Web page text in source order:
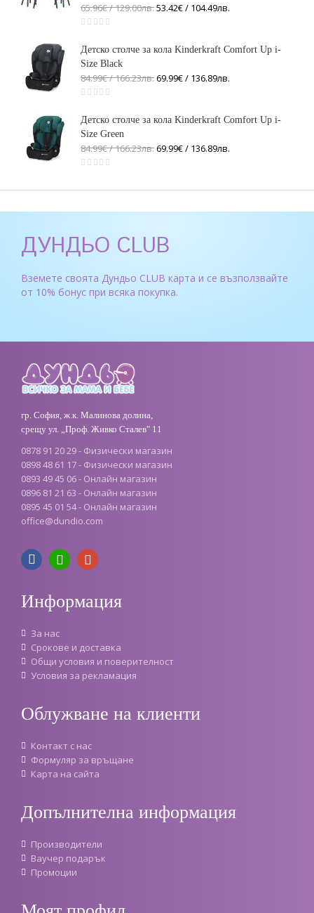
65.96€ / 129.00лв.53.42€ / 104.49лв.
Детско столче за кола Kinderkraft Comfort Up i-
Size Black
84.99€ / 166.23лв.69.99€ / 136.89лв.
Детско столче за кола Kinderkraft Comfort Up i-
Size Green
84.99€ / 166.23лв.69.99€ / 136.89лв.
ДУНДЬО CLUB
Вземете своята Дундьо CLUB карта и се възползвайте
от 10% бонус при всяка покупка.
гр. София, ж.к. Малинова долина,
срещу ул. „Проф. Живко Сталев" 11
0878 91 20 29 - Физически магазин
0898 48 61 17 - Физически магазин
0893 49 45 06 - Онлайн магазин
0896 81 21 63 - Онлайн магазин
0895 45 01 54 - Онлайн магазин
office@dundio.com
Информация
За нас
Срокове и доставка
Oбщи условия и поверителност
Условия за рекламация
Облужване на клиенти
Контакт с нас
Формуляр за връщане
Карта на сайта
Допълнителна информация
Производители
Ваучер подарък
Промоции